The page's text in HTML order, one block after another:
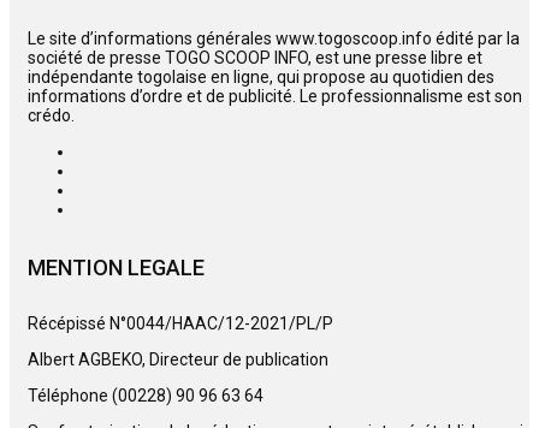
Le site d’informations générales www.togoscoop.info édité par la
société de presse TOGO SCOOP INFO, est une presse libre et
indépendante togolaise en ligne, qui propose au quotidien des
informations d’ordre et de publicité. Le professionnalisme est son
crédo.
MENTION LEGALE
Récépissé N°0044/HAAC/12-2021/PL/P
Albert AGBEKO, Directeur de publication
Téléphone (00228) 90 96 63 64